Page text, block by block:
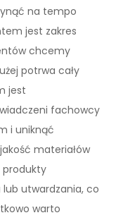
na tempo
jest zakres
chcemy
potrwa cały
jest
fachowcy
i uniknąć
materiałów
produkty
lub utwardzania, co
warto